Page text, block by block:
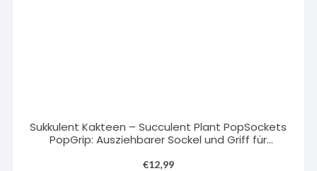
Sukkulent Kakteen – Succulent Plant PopSockets
PopGrip: Ausziehbarer Sockel und Griff für
€12,99